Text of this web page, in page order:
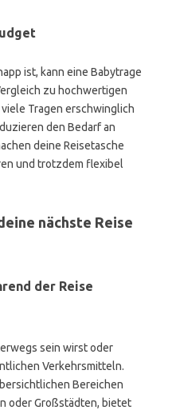
ist, kann eine Babytrage
zu hochwertigen
Tragen erschwinglich
den Bedarf an
deine Reisetasche
und trotzdem flexibel
nächste Reise
der Reise
sein wirst oder
Verkehrsmitteln.
Bereichen
oder Großstädten, bietet